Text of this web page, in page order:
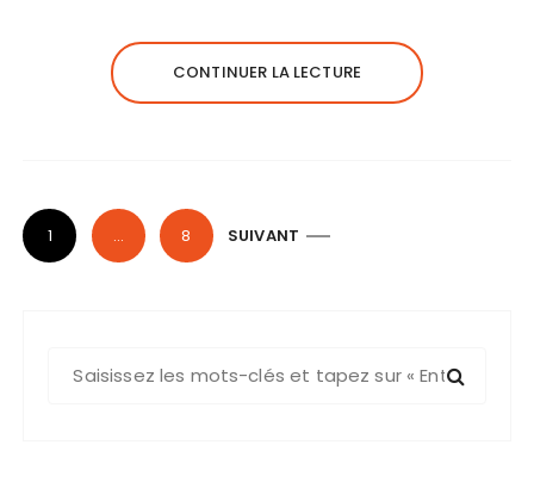
CONTINUER LA LECTURE
P
a
1 … 8 SUIVANT